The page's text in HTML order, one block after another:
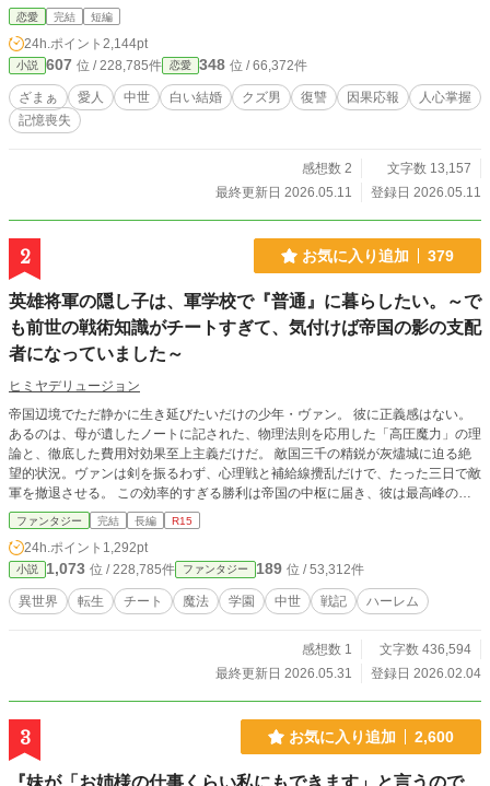
なり、美しく成長した妻を前に、ハイドランジアは、心が揺らぐ。 自分への恋
心を忘れてしまったとしても、これ程までに思ってくれていたのなら、また、愛
を育めるのではないのか？ 様々な人間の思いが交錯し、物語は、思わぬ方向へ
と進んでいく。
恋愛 完結 短編
24h.ポイント 2,144pt
小説 607 位 / 228,785件 恋愛 348 位 / 66,372件
ざまぁ 愛人 中世 白い結婚 クズ男 復讐 因果応報
人心掌握
記憶喪失
感想数 2
文字数 13,157
最終更新日 2026.05.11
登録日 2026.05.11
2 お気に入り追加 379
英雄将軍の隠し子は、軍学校で『普通』に暮らしたい。～で
も前世の戦術知識がチートすぎて、気付けば帝国の影の支配
者になっていました～
ヒミヤデリュージョン
帝国辺境でただ静かに生き延びたいだけの少年・ヴァン。 彼に正義感はない。
あるのは、母が遺したノートに記された、物理法則を応用した「高圧魔力」の理
論と、徹底した費用対効果至上主義だけだ。 敵国三千の精鋭が灰燼城に迫る絶
望的状況。ヴァンは剣を振るわず、心理戦と補給線攪乱だけで、たった三日で敵
軍を撤退させる。 この効率的すぎる勝利は帝国の中枢に届き、彼は最高峰の帝
国軍事学院への招待状を手に入れる。 「英雄になりたいわけじゃない。ただ、
母の死の真相と父の秘密を知るため、生き残らなきゃならないだけだ」 無口最
強の仮面メイド・シンカク、命を取引に差し出した狼耳少女・アイリ。彼は常に
コスパの高い道を選び、母の遺したノートの謎、そして生まれて一度も会ったこ
とのない父・帝国大元帥のいる帝都の闇へと踏み込んでいく。 正義も英雄も、
損をするなら意味がない。合理主義が英雄譚を侵食していく、反英雄ミリタリー
ファンタジー 完結 長編 R15
24h.ポイント 1,292pt
小説 1,073 位 / 228,785件 ファンタジー 189 位 / 53,312件
異世界 転生 チート 魔法 学園 中世 戦記 ハーレム
感想数 1
文字数 436,594
最終更新日 2026.05.31
登録日 2026.02.04
3 お気に入り追加 2,600
『妹が「お姉様の仕事くらい私にもできます」と言うので、